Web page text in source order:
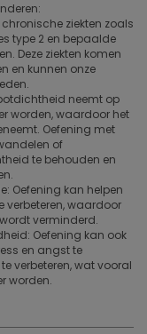
ziekten zoals
type 2 en bepaalde
Deze ziekten komen
en kunnen onze
neemt op
worden, waardoor het
Oefening met
of
te behouden en
Oefening kan helpen
verbeteren, waardoor
verminderd.
Oefening kan ook
en angst te
verbeteren, wat vooral
worden.